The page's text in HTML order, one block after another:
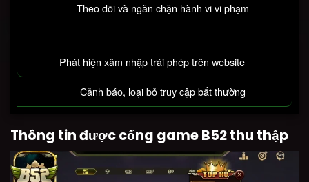
Theo dõi và ngăn chặn hành vi vi phạm
Phát hiện xâm nhập trái phép trên website
Cảnh báo, loại bỏ truy cập bất thường
Thông tin được cổng game B52 thu thập